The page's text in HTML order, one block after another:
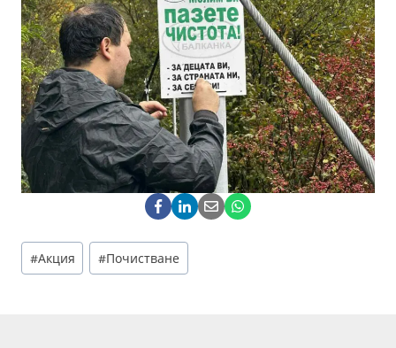
Post
Tags:
#Акция #Почистване